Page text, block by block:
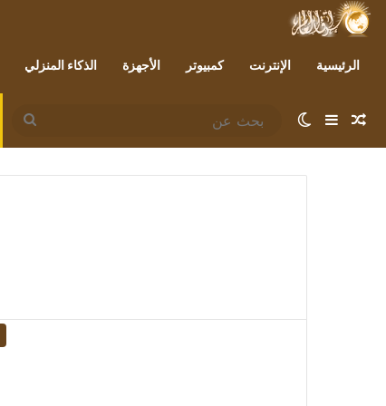
الرئيسية الإنترنت كمبيوتر الأجهزة الذكاء المنزلي
مقال عشوائي
إضافة عمود جانبي
الوضع المظلم
بحث
عن